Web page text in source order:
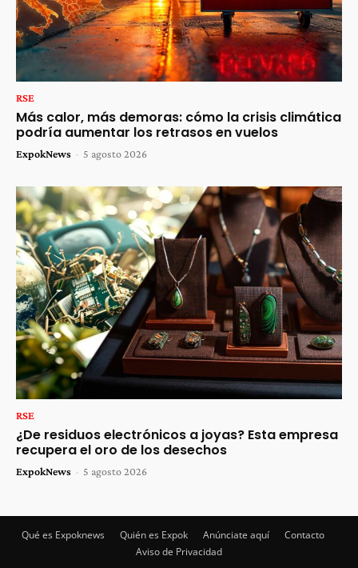
RSE
Más calor, más demoras: cómo la crisis climática
podría aumentar los retrasos en vuelos
ExpokNews - 5 agosto 2026
RSE
¿De residuos electrónicos a joyas? Esta empresa
recupera el oro de los desechos
ExpokNews - 5 agosto 2026
Qué es Expoknews Quién es Expok Anúnciate aquí
Contacto
Aviso de Privacidad